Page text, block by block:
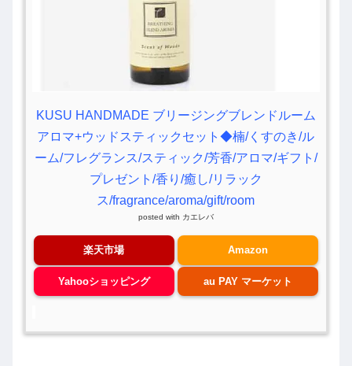
KUSU HANDMADE ブリージングブレンドルーム
アロマ+ウッドスティックセット◆楠/くすのき/ル
ーム/フレグランス/スティック/芳香/アロマ/ギフト/
プレゼント/香り/癒し/リラック
ス/fragrance/aroma/gift/room
posted with カエレバ
楽天市場 Amazon
Yahooショッピング au PAY マーケット